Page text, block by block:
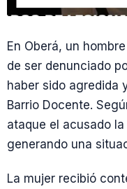
En Oberá, un
de ser denunciado
haber sido agredida
Barrio Docente.
ataque el acusado
generando una
La mujer recibió